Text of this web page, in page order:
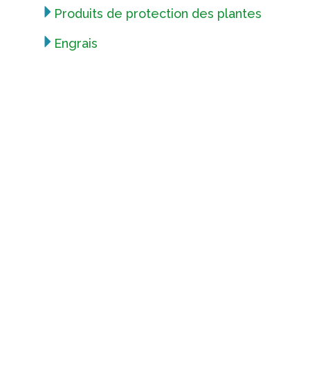
Produits de protection des plantes
Engrais